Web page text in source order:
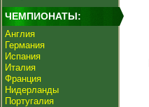
ЧЕМПИОНАТЫ:
Англия
Германия
Испания
Италия
Франция
Нидерланды
Португалия